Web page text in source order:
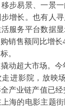
步易景、一景
增长。也有人
服务平台数据
销售额同比增
。
动超大市场。今
走进影院，放映
产业链产值已
海的电影主题